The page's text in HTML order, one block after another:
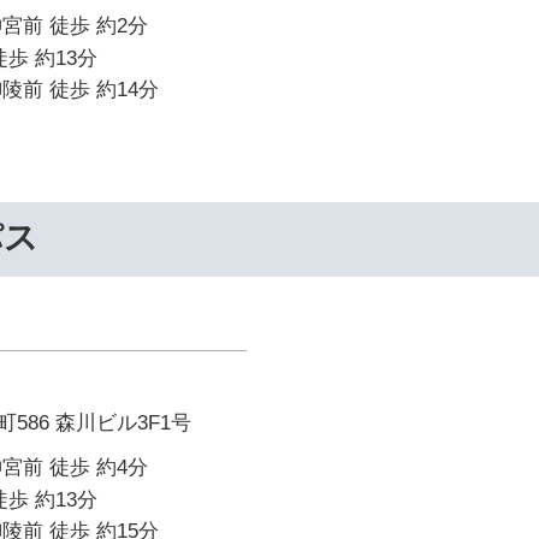
前 徒歩 約2分
歩 約13分
前 徒歩 約14分
586 森川ビル3F1号
前 徒歩 約4分
歩 約13分
前 徒歩 約15分